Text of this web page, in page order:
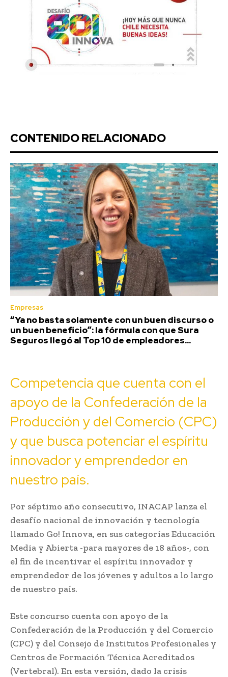
CONTENIDO RELACIONADO
Empresas
“Ya no basta solamente con un buen discurso o
un buen beneficio”: la fórmula con que Sura
Seguros llegó al Top 10 de empleadores...
Competencia que cuenta con el
apoyo de la Confederación de la
Producción y del Comercio (CPC)
y que busca potenciar el espíritu
innovador y emprendedor en
nuestro país.
Por séptimo año consecutivo, INACAP lanza el
desafío nacional de innovación y tecnología
llamado Go! Innova, en sus categorías Educación
Media y Abierta -para mayores de 18 años-, con
el fin de incentivar el espíritu innovador y
emprendedor de los jóvenes y adultos a lo largo
de nuestro país.
Este concurso cuenta con apoyo de la
Confederación de la Producción y del Comercio
(CPC) y del Consejo de Institutos Profesionales y
Centros de Formación Técnica Acreditados
(Vertebral). En esta versión, dado la crisis